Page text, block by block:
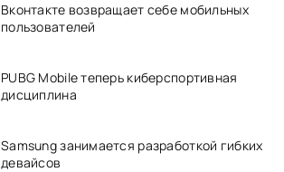
Вконтакте возвращает себе мобильных
пользователей
PUBG Mobile теперь киберспортивная
дисциплина
Samsung занимается разработкой гибких
девайсов